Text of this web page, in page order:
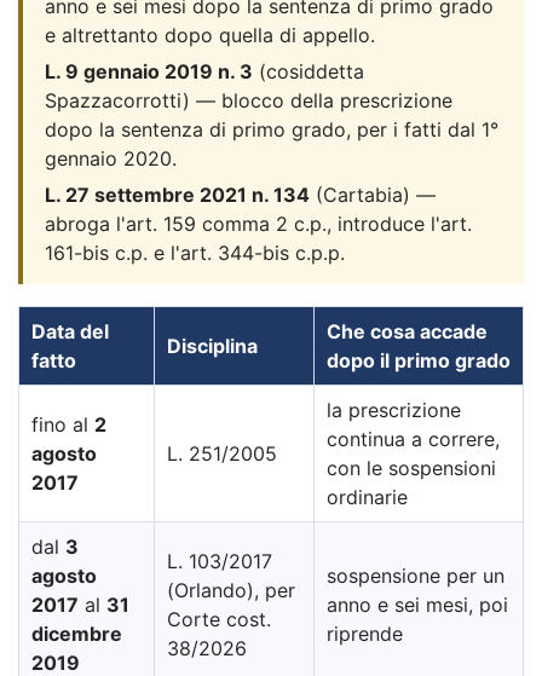
anno e sei mesi dopo la sentenza di primo grado
e altrettanto dopo quella di appello.
L. 9 gennaio 2019 n. 3 (cosiddetta
Spazzacorrotti) — blocco della prescrizione
dopo la sentenza di primo grado, per i fatti dal 1°
gennaio 2020.
L. 27 settembre 2021 n. 134 (Cartabia) —
abroga l'art. 159 comma 2 c.p., introduce l'art.
161-bis c.p. e l'art. 344-bis c.p.p.
Data del
fatto
Disciplina
Che cosa accade
dopo il primo grado
fino al 2
agosto
2017
L. 251/2005
la prescrizione
continua a correre,
con le sospensioni
ordinarie
dal 3
agosto
2017 al 31
dicembre
2019
L. 103/2017
(Orlando), per
Corte cost.
38/2026
sospensione per un
anno e sei mesi, poi
riprende